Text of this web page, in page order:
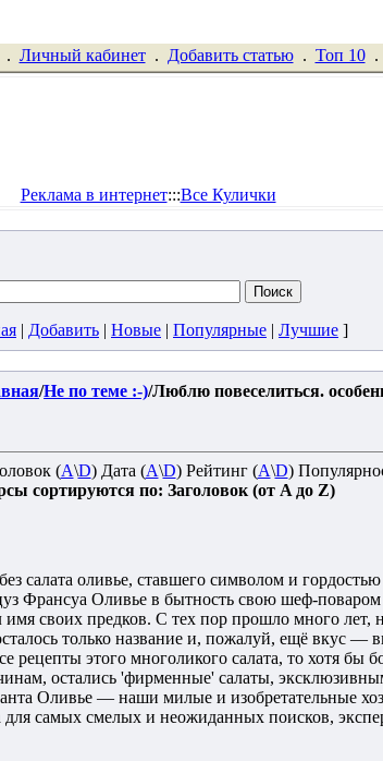
Личный кабинет. Добавить статью. Toп 10.
Реклама в интернет:::Все Кулички
| Добавить | Новые | Популярные | Лучшие ]
/Не по теме :-)/Люблю повеселиться.
(A\D) Дата (A\D) Рейтинг (A\D)
сортируются по: Заголовок (от A до Z)
салата оливье, ставшего символом и
Франсуа Оливье в бытность свою шеф-поваром
своих предков. С тех пор прошло много лет,
только название и, пожалуй, ещё вкус —
рецепты этого многоликого салата, то хотя
остались 'фирменные' салаты,
Оливье — наши милые и изобретательные
самых смелых и неожиданных поисков,